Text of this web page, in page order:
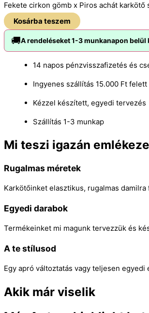
Fekete cirkon gömb x Piros achát karkötő
Kosárba teszem
🚚A rendeléseket 1-3 munkanapon
14 napos pénzvisszafizetés és
Ingyenes szállítás 15.000 Ft felett
Kézzel készített, egyedi tervezés
Szállítás 1-3 munkap
Mi teszi igazán
Rugalmas méretek
Karkötőinket elasztikus, rugalmas
Egyedi darabok
Termékeinket mi magunk tervezzük és
A te stílusod
Egy apró változtatás vagy teljesen
Akik már viselik